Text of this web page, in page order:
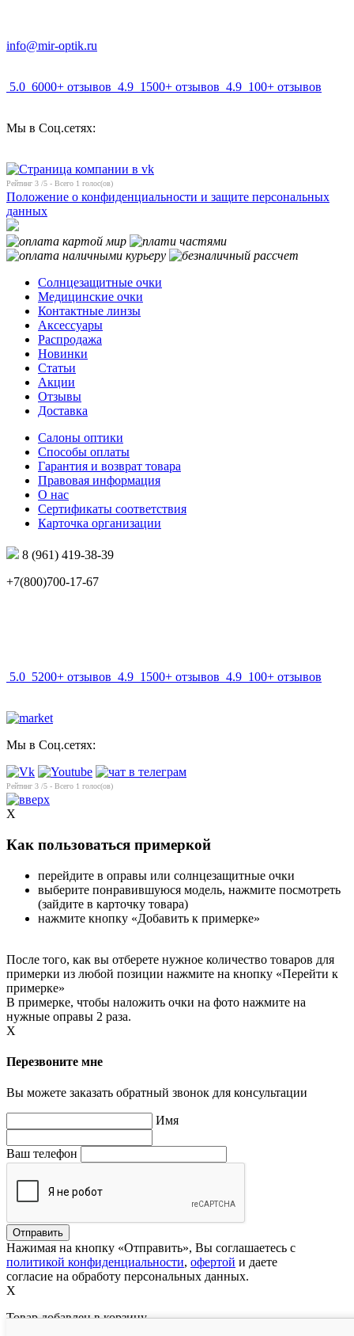
info@mir-optik.ru
5.0 6000+ отзывов 4.9 1500+ отзывов 4.9 100+ отзывов
Мы в Соц.сетях:
Рейтинг 3 /5 - Всего 1 голос(ов)
Положение о конфиденциальности и защите персональных
данных
Солнцезащитные очки
Медицинские очки
Контактные линзы
Аксессуары
Распродажа
Новинки
Статьи
Акции
Отзывы
Доставка
Салоны оптики
Способы оплаты
Гарантия и возврат товара
Правовая информация
О нас
Сертификаты соответствия
Карточка организации
8 (961) 419-38-39
+7(800)700-17-67
5.0 5200+ отзывов 4.9 1500+ отзывов 4.9 100+ отзывов
Мы в Соц.сетях:
Рейтинг 3 /5 - Всего 1 голос(ов)
X
Как пользоваться примеркой
перейдите в оправы или солнцезащитные очки
выберите понравившуюся модель, нажмите посмотреть
(зайдите в карточку товара)
нажмите кнопку «Добавить к примерке»
После того, как вы отберете нужное количество товаров для
примерки из любой позиции нажмите на кнопку «Перейти к
примерке»
В примерке, чтобы наложить очки на фото нажмите на
нужные оправы 2 раза.
X
Перезвоните мне
Вы можете заказать обратный звонок для консультации
Имя
Ваш телефон
Нажимая на кнопку «Отправить», Вы соглашаетесь с
политикой конфиденциальности, офертой и даете
согласие на обработу персональных данных.
X
Товар добавлен в корзину